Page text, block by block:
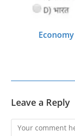
Leave a Reply
Comment